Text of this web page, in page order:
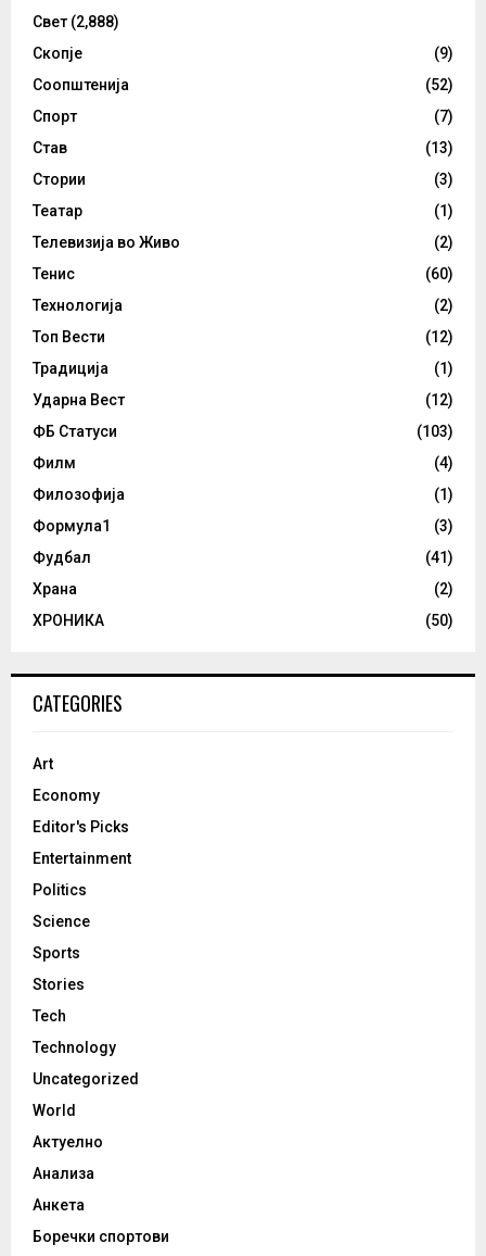
Свет (2,888)
Скопје
(9)
Соопштенија
(52)
Спорт
(7)
Став
(13)
Стории
(3)
Театар
(1)
Телевизија во Живо
(2)
Тенис
(60)
Технологија
(2)
Топ Вести
(12)
Традиција
(1)
Ударна Вест
(12)
ФБ Статуси
(103)
Филм
(4)
Филозофија
(1)
Формула1
(3)
Фудбал
(41)
Храна
(2)
ХРОНИКА
(50)
CATEGORIES
Art
Economy
Editor's Picks
Entertainment
Politics
Science
Sports
Stories
Tech
Technology
Uncategorized
World
Актуелно
Анализа
Анкета
Боречки спортови